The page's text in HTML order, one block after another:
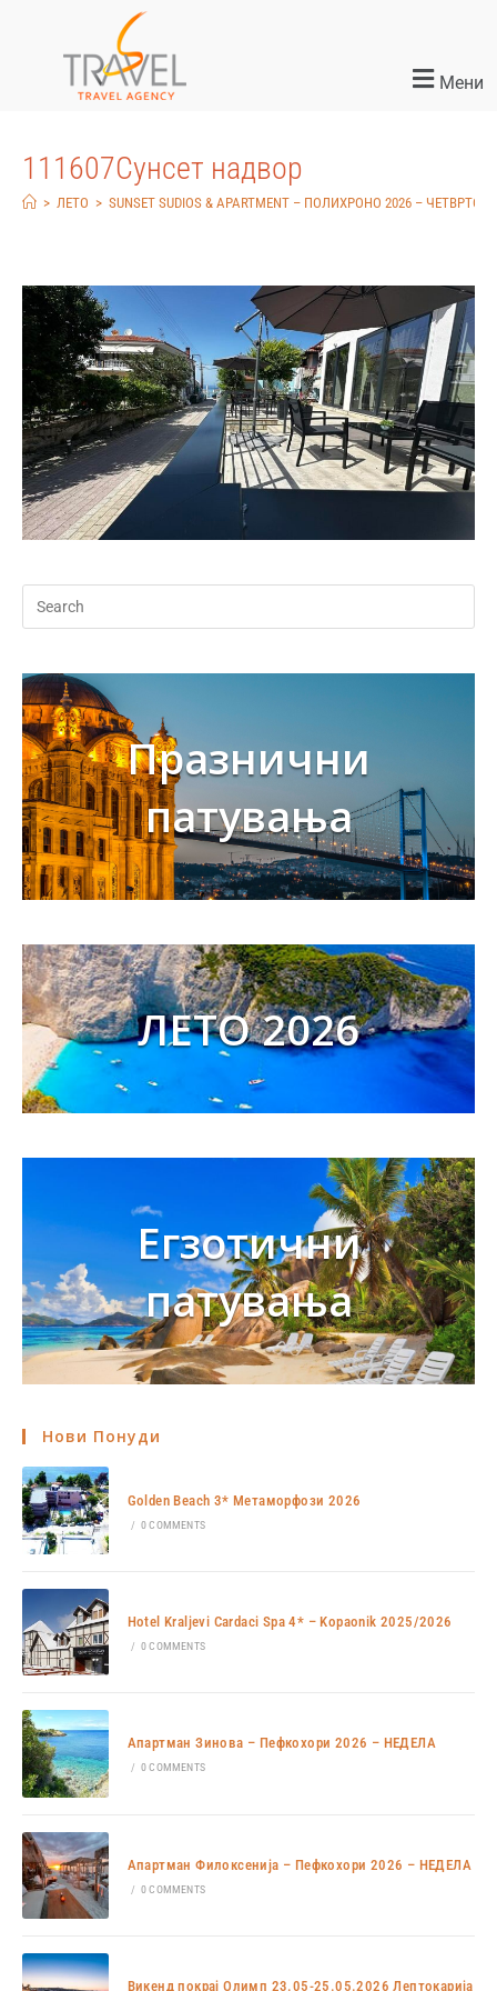
Мени
111607Сунсет надвор
> ЛЕТО > SUNSET SUDIOS & APARTMENT – ПОЛИХРОНО 2026 – ЧЕТВРТОК
Празнични
патувања
ЛЕТО 2026
Егзотични
патувања
Нови Понуди
Golden Beach 3* Метаморфози 2026
/ 0 COMMENTS
Hotel Kraljevi Cardaci Spa 4* – Kopaonik 2025/2026
/ 0 COMMENTS
Апартман Зинова – Пефкохори 2026 – НЕДЕЛА
/ 0 COMMENTS
Апартман Филоксенија – Пефкохори 2026 – НЕДЕЛА
/ 0 COMMENTS
Викенд покрај Олимп 23.05-25.05.2026 Лептокарија